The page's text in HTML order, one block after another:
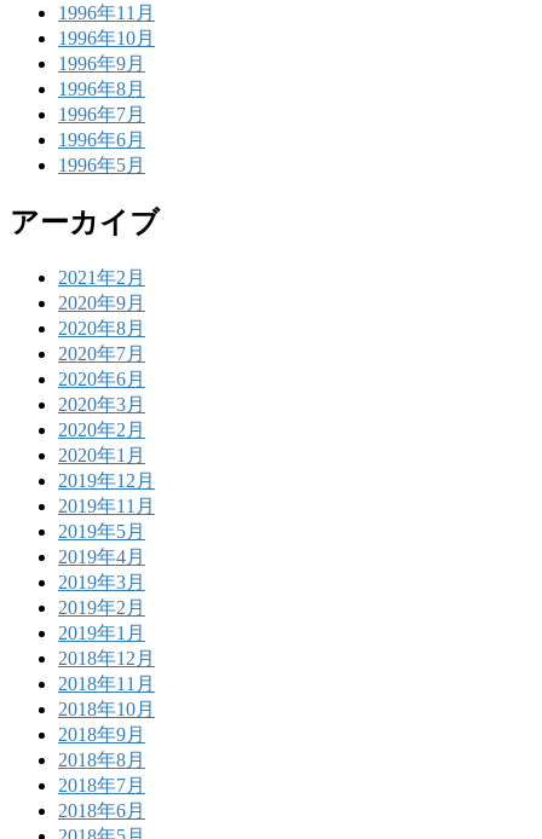
1996年11月
1996年10月
1996年9月
1996年8月
1996年7月
1996年6月
1996年5月
アーカイブ
2021年2月
2020年9月
2020年8月
2020年7月
2020年6月
2020年3月
2020年2月
2020年1月
2019年12月
2019年11月
2019年5月
2019年4月
2019年3月
2019年2月
2019年1月
2018年12月
2018年11月
2018年10月
2018年9月
2018年8月
2018年7月
2018年6月